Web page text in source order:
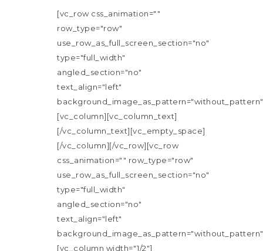
[vc_row css_animation=""
row_type="row"
use_row_as_full_screen_section="no"
type="full_width"
angled_section="no"
text_align="left"
[vc_column][vc_column_text]
[/vc_column_text][vc_empty_space]
[/vc_column][/vc_row][vc_row
css_animation="" row_type="row"
use_row_as_full_screen_section="no"
type="full_width"
angled_section="no"
text_align="left"
[vc_column width="1/2"]